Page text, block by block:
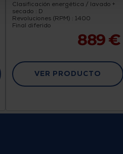
Clasificación energética / lavado +
secado : D
Revoluciones (RPM) : 1400
Final diferido
889 €
VER PRODUCTO